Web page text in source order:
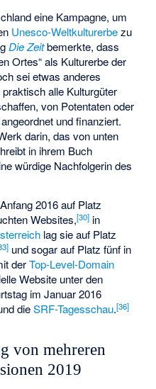
eine Kampagne, um
Unesco-Weltkulturerbezu
Die Zeitbemerkte, dass
Ortes“ als Kulturerbe der
sei etwas anderes
alle Kulturgüter
von Potentaten oder
und finanziert.
darin, das von unten
in ihrem Buch
würdige Nachfolgerin des
2016 auf Platz
Websites,[30] in
lag sie auf Platz
] und sogar auf Platz fünf in
derTop-Level-Domain
Website unter den
im Januar 2016
dieSRF-Tagesschau.[36]
von mehreren
2019